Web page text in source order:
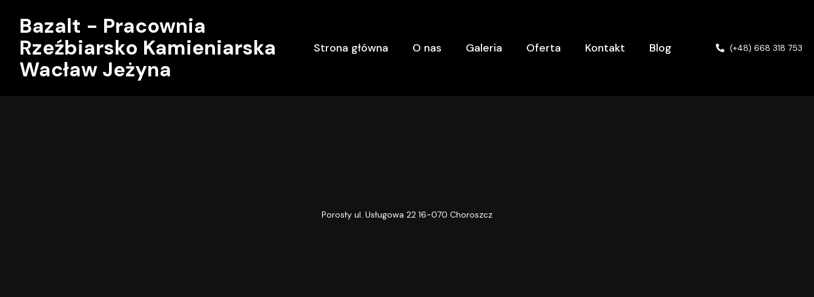
Bazalt - Pracownia
Rzeźbiarsko Kamieniarska
Wacław Jeżyna
Strona główna O nas Galeria Oferta Kontakt Blog (+48) 668 318 753
Porosły ul. Usługowa 22 16-070 Choroszcz